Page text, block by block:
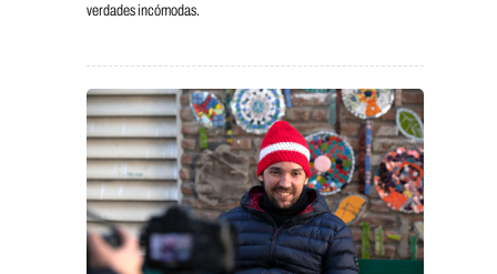
verdades incómodas.